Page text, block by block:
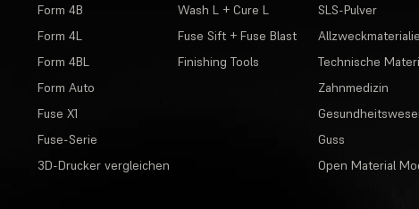
Form 4B
Form 4L
Form 4BL
Form Auto
Fuse X1
Fuse-Serie
3D-Drucker vergleichen
Wash L + Cure L
Fuse Sift + Fuse Blast
Finishing Tools
SLS-Pulver
Technische
Zahnmedizin
Guss
Open Material